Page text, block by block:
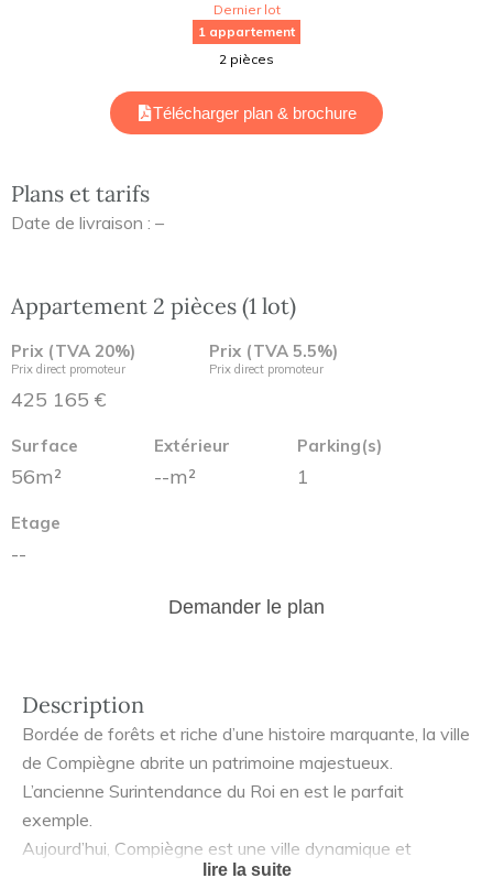
Dernier lot
1 appartement
2 pièces
Télécharger plan & brochure
Plans et tarifs
Date de livraison : –
Appartement 2 pièces (1 lot)
Prix (TVA 20%)
Prix direct promoteur
425 165 €
Prix (TVA 5.5%)
Prix direct promoteur
Surface
56m²
Extérieur
--m²
Parking(s)
1
Etage
--
Demander le plan
Description
Bordée de forêts et riche d’une histoire marquante, la ville
de Compiègne abrite un patrimoine majestueux.
L’ancienne Surintendance du Roi en est le parfait
exemple.
Aujourd’hui, Compiègne est une ville dynamique et
attirante pour les familles désireuses de rester proche de
lire la suite